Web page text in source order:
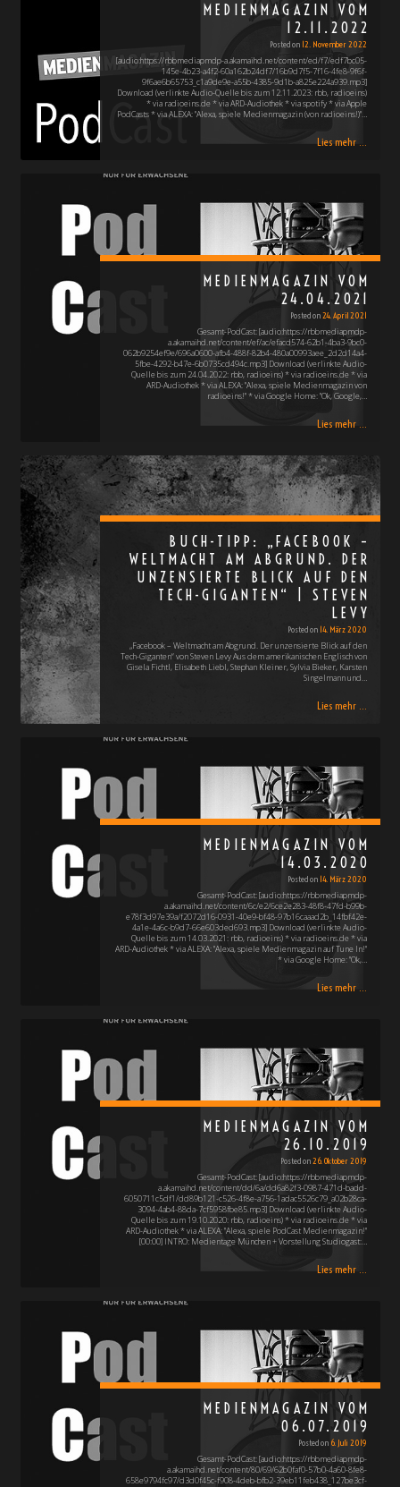
MEDIENMAGAZIN VOM
12.11.2022
Posted on 12. November 2022
[audio:https://rbbmediapmdp-a.akamaihd.net/content/ed/f7/edf7bc05-
145e-4b23-a4f2-60a162b24df7/16b9d7f5-7f16-4fe8-9f6f-
9f6ae6b65753_c1a9de9e-a55b-4385-9d1b-a825e224a939.mp3]
Download (verlinkte Audio-Quelle bis zum 12.11.2023: rbb, radioeins)
* via radioeins.de * via ARD-Audiothek * via spotify * via Apple
PodCasts * via ALEXA: "Alexa, spiele Medienmagazin (von radioeins!)"…
Lies mehr ...
MEDIENMAGAZIN VOM
24.04.2021
Posted on24. April 2021
Gesamt-PodCast: [audio:https://rbbmediapmdp-
a.akamaihd.net/content/ef/ac/efacd574-62b1-4ba3-9bc0-
062b9254ef9e/696a0600-afb4-488f-82b4-480a00993aee_2d2d14a4-
5fbe-4292-b47e-6b0735cd494c.mp3] Download (verlinkte Audio-
Quelle bis zum 24.04.2022: rbb, radioeins) * via radioeins.de * via
ARD-Audiothek * via ALEXA: "Alexa, spiele Medienmagazin von
radioeins!" * via Google Home: "Ok, Google,…
Lies mehr ...
BUCH-TIPP: „FACEBOOK –
WELTMACHT AM ABGRUND. DER
UNZENSIERTE BLICK AUF DEN
TECH-GIGANTEN“ | STEVEN
LEVY
Posted on 14. März 2020
„Facebook – Weltmacht am Abgrund. Der unzensierte Blick auf den
Tech-Giganten“ von Steven Levy Aus dem amerikanischen Englisch von
Gisela Fichtl, Elisabeth Liebl, Stephan Kleiner, Sylvia Bieker, Karsten
Singelmann und…
Lies mehr ...
MEDIENMAGAZIN VOM
14.03.2020
Posted on 14. März 2020
Gesamt-PodCast: [audio:https://rbbmediapmdp-
a.akamaihd.net/content/6c/e2/6ce2e283-48f8-47fd-b99b-
e78f3d97e39a/f2072d16-0931-40e9-bf48-97b16caaad2b_14fbf42e-
4a1e-4a6c-b9d7-66e603ded693.mp3] Download (verlinkte Audio-
Quelle bis zum 14.03.2021: rbb, radioeins) * via radioeins.de * via
ARD-Audiothek * via ALEXA: "Alexa, spiele Medienmagazin auf Tune In!"
* via Google Home: "Ok,…
Lies mehr ...
MEDIENMAGAZIN VOM
26.10.2019
Posted on26. Oktober 2019
Gesamt-PodCast: [audio:https://rbbmediapmdp-
a.akamaihd.net/content/dd/6a/dd6a82f3-0987-471d-badd-
6050711c5df1/dd89b121-c526-4f8e-a756-1adac5526c79_a02b28ca-
3094-4ab4-88da-7cf5958fbe85.mp3] Download (verlinkte Audio-
Quelle bis zum 19.10.2020: rbb, radioeins) * via radioeins.de * via
ARD-Audiothek * via ALEXA: "Alexa, spiele PodCast Medienmagazin!"
[00:00] INTRO: Medientage München + Vorstellung Studiogast:…
Lies mehr ...
MEDIENMAGAZIN VOM
06.07.2019
Posted on 6. Juli 2019
Gesamt-PodCast: [audio:https://rbbmediapmdp-
a.akamaihd.net/content/80/69/62b0faf0-57b0-4a60-8fe8-
658e9794fc97/d3d0f45c-f908-4deb-bfb2-39eb11feb438_127be3cf-